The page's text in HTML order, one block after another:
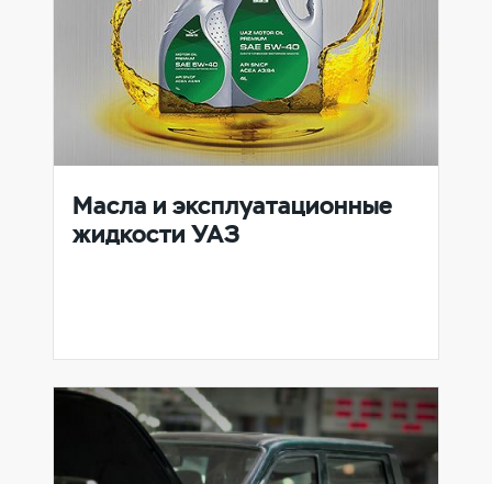
Масла и эксплуатационные
жидкости УАЗ